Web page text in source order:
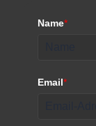
Name*
Email*